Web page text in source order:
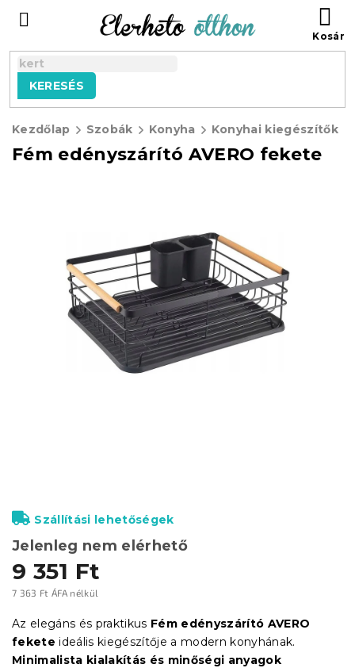
tartalomhoz
KERESÉS
Kezdőlap Szobák Konyha Konyhai kiegészítők
Fém edényszárító AVERO fekete
9 351 Ft
7 363 Ft ÁFA nélkül
Jelenleg nem elérhető
Szállítási lehetőségek
Az elegáns és praktikus Fém edényszárító AVERO
fekete ideális kiegészítője a modern konyhának.
Minimalista kialakítás és minőségi anyagok